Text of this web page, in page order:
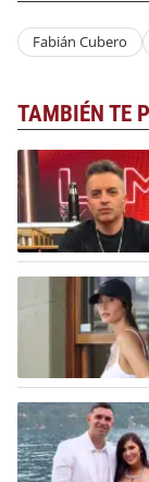
Fabián Cubero
TAMBIÉN TE